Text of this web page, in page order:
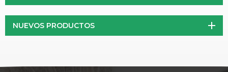
NUEVOS PRODUCTOS